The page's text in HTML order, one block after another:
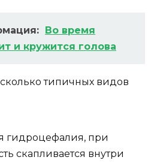
Во время
и кружится голова
типичных видов
гидроцефалия, при
скапливается внутри